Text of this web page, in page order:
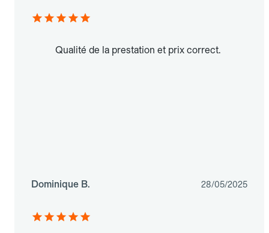
Qualité de la prestation et prix correct.
Dominique B. 28/05/2025